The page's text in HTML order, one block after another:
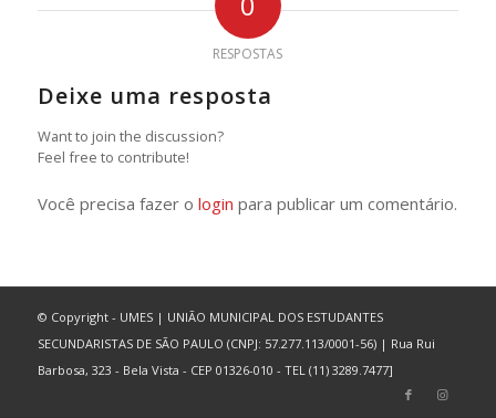
RESPOSTAS
Deixe uma resposta
Want to join the discussion?
Feel free to contribute!
Você precisa fazer o login para publicar um comentário.
© Copyright - UMES | UNIÃO MUNICIPAL DOS ESTUDANTES
SECUNDARISTAS DE SÃO PAULO (CNPJ: 57.277.113/0001-56) | Rua Rui
Barbosa, 323 - Bela Vista - CEP 01326-010 - TEL (11) 3289.7477]